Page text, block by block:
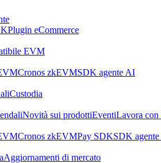
Plugin eCommerce
EVM
Cronos zkEVMSDK agente AI
Custodia
Novità sui prodottiEventiLavora con
Cronos zkEVMPay SDKSDK
Aggiornamenti di mercato